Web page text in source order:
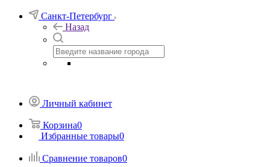
Санкт-Петербург
Назад
Личный кабинет
Корзина0
Избранные товары0
Сравнение товаров0